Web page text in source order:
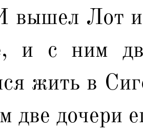
вышел Лот
и с ним
жить в
две дочери